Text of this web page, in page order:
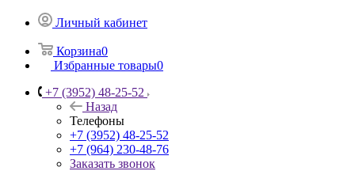
Личный кабинет
Корзина0
Избранные товары0
+7 (3952) 48-25-52
Назад
Телефоны
+7 (3952) 48-25-52
+7 (964) 230-48-76
Заказать звонок